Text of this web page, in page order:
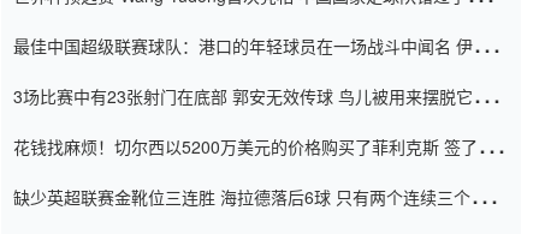
最佳中国超级联赛球队：港口的年轻球员在一场战斗中闻名 伊万放
3场比赛中有23张射门在底部 郭安无效传球 鸟儿被用来摆脱它
花钱找麻烦！切尔西以5200万美元的价格购买了菲利克斯 签了7年
缺少英超联赛金靴位三连胜 海拉德落后6球 只有两个连续三个连续